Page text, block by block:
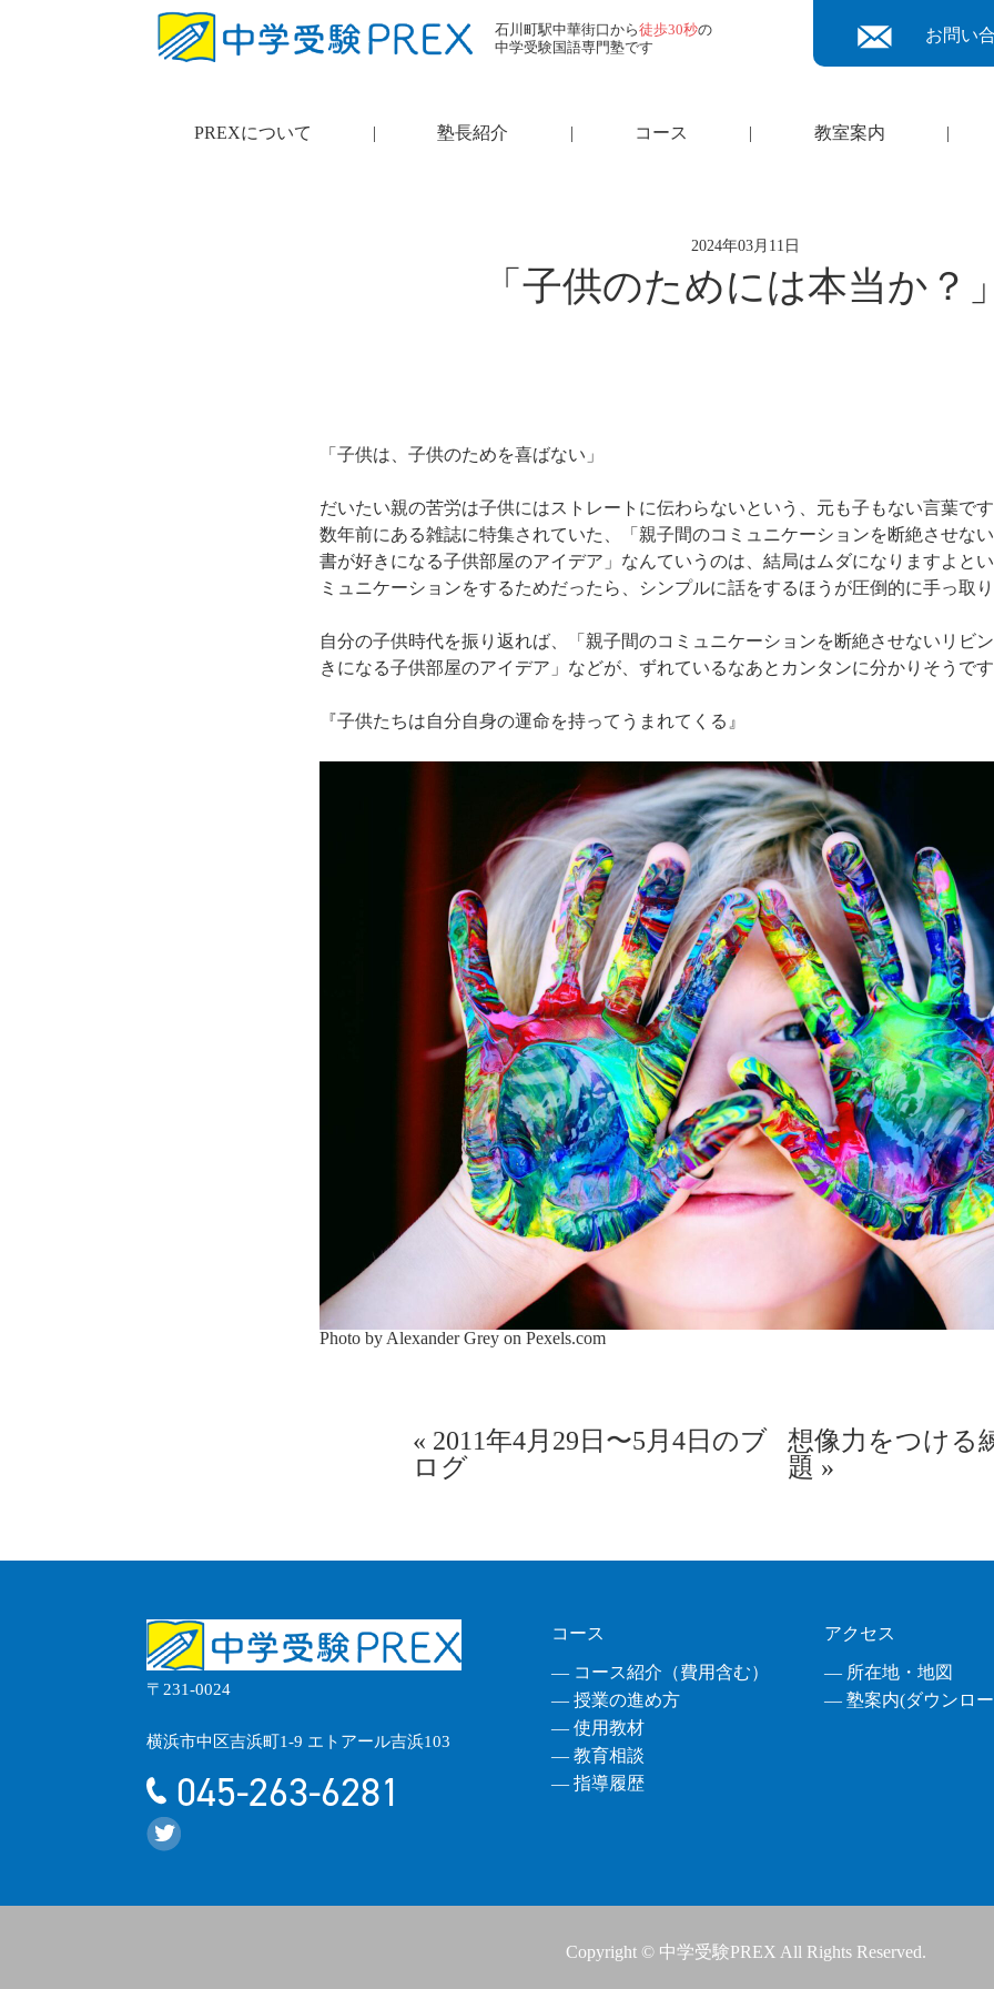
石川町駅中華街口から徒歩30秒の
中学受験国語専門塾です
お問い
PREXについて | 塾長紹介 | コース | 教室案内 |
2024年03月11日
「子供のためには本当か？
「子供は、子供のためを喜ばない」
だいたい親の苦労は子供にはストレートに伝わらないという、元も子もない言葉で
数年前にある雑誌に特集されていた、「親子間のコミュニケーションを断絶させな
書が好きになる子供部屋のアイデア」なんていうのは、結局はムダになりますよと
ミュニケーションをするためだったら、シンプルに話をするほうが圧倒的に手っ取
自分の子供時代を振り返れば、「親子間のコミュニケーションを断絶させないリビ
きになる子供部屋のアイデア」などが、ずれているなあとカンタンに分かりそうで
『子供たちは自分自身の運命を持ってうまれてくる』
Photo by Alexander Grey on Pexels.com
« 2011年4月29日〜5月4日のブ
ログ
想像力をつける
題 »
〒231-0024
横浜市中区吉浜町1-9 エトアール吉浜103
045-263-6281
コース
― コース紹介（費用含む）
― 授業の進め方
― 使用教材
― 教育相談
― 指導履歴
アクセス
― 所在地・地図
― 塾案内(ダウンロ
Copyright © 中学受験PREX All Rights Reserved.